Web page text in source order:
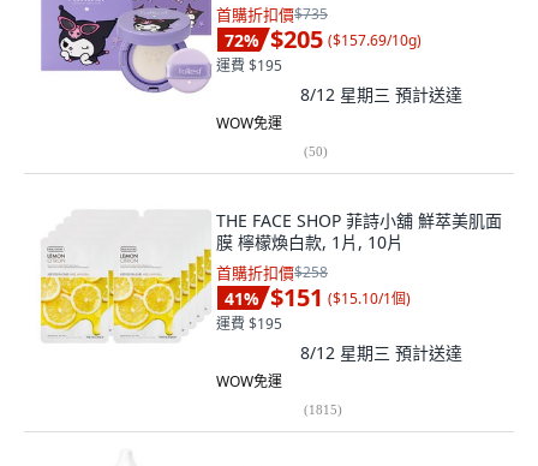
首購折扣價$735
72% $205 ($157.69/10g)
運費 $195
8/12 星期三 預計送達
WOW免運
(50)
THE FACE SHOP 菲詩小舖 鮮萃美肌面
膜 檸檬煥白款, 1片, 10片
首購折扣價$258
41% $151 ($15.10/1個)
運費 $195
8/12 星期三 預計送達
WOW免運
(1815)